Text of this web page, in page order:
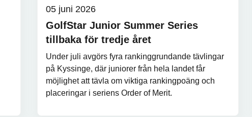
05 juni 2026
GolfStar Junior Summer Series
tillbaka för tredje året
Under juli avgörs fyra rankinggrundande tävlingar
på Kyssinge, där juniorer från hela landet får
möjlighet att tävla om viktiga rankingpoäng och
placeringar i seriens Order of Merit.